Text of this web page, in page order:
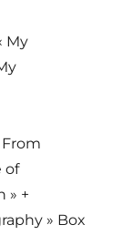
My
From
of
» +
» Box